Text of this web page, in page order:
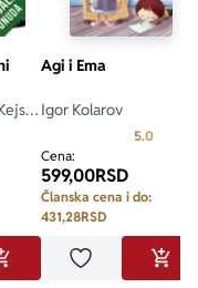
DODAJ U KORPU
Agi i Ema
Igor Kolarov
5.0
Cena:
599,00RSD
Članska cena i do:
431,28RSD
Dodaj u